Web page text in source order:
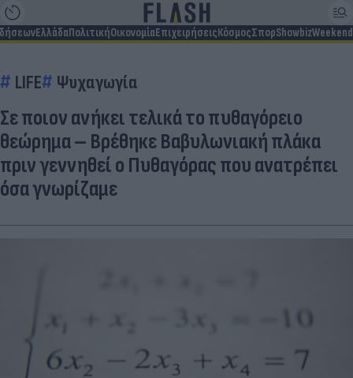
ΕλλάδαΠολιτικήΟικονομίαΕπιχειρήσειςΚόσμοςΣπορShowbizWeekend
LIFE Ψυχαγωγία
Σε ποιον ανήκει τελικά το πυθαγόρειο
θεώρημα – Βρέθηκε Βαβυλωνιακή πλάκα
πριν γεννηθεί ο Πυθαγόρας που ανατρέπει
όσα γνωρίζαμε